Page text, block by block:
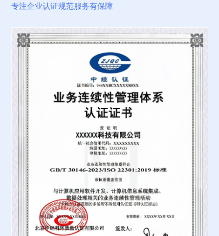
专注企业认证规范服务有保障